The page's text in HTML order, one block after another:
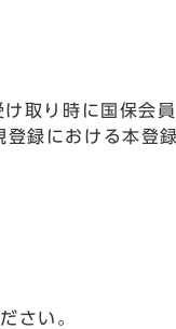
け取り時に国保会
録における本登
さい。